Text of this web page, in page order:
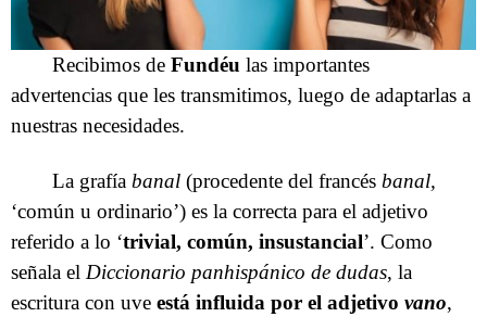
Recibimos deFundéu las importantes
advertencias que les transmitimos, luego de adaptarlas a
nuestras necesidades.
La grafíabanal (procedente del francésbanal,
‘común u ordinario’) es la correcta para el adjetivo
referido a lo ‘trivial, común, insustancial’. Como
señala el Diccionario panhispánico de dudas, la
escritura con uve está influida por el adjetivo vano,